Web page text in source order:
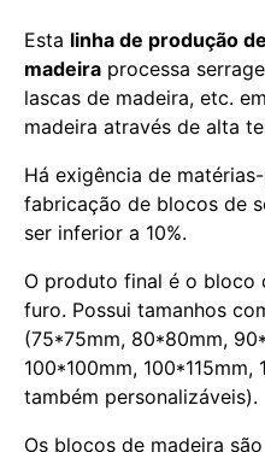
Esta linha de produção
madeira processa
lascas de madeira, etc.
madeira através de alta
Há exigência de
fabricação de blocos de
ser inferior a 10%.
O produto final é o bloco
furo. Possui tamanhos
(75*75mm, 80*80mm,
100*100mm, 100*115mm,
também personalizáveis).
Os blocos de madeira